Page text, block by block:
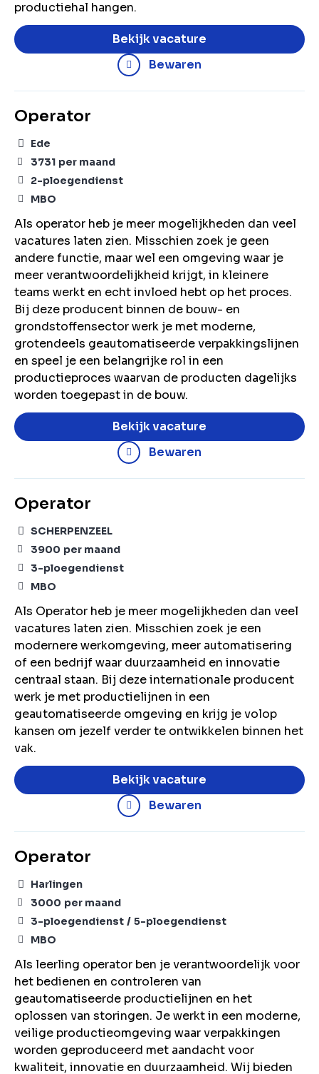
productiehal hangen.
Bekijk vacature
Bewaren
Operator
Ede
3731 per maand
2-ploegendienst
MBO
Als operator heb je meer mogelijkheden dan veel
vacatures laten zien. Misschien zoek je geen
andere functie, maar wel een omgeving waar je
meer verantwoordelijkheid krijgt, in kleinere
teams werkt en echt invloed hebt op het proces.
Bij deze producent binnen de bouw- en
grondstoffensector werk je met moderne,
grotendeels geautomatiseerde verpakkingslijnen
en speel je een belangrijke rol in een
productieproces waarvan de producten dagelijks
worden toegepast in de bouw.
Bekijk vacature
Bewaren
Operator
SCHERPENZEEL
3900 per maand
3-ploegendienst
MBO
Als Operator heb je meer mogelijkheden dan veel
vacatures laten zien. Misschien zoek je een
modernere werkomgeving, meer automatisering
of een bedrijf waar duurzaamheid en innovatie
centraal staan. Bij deze internationale producent
werk je met productielijnen in een
geautomatiseerde omgeving en krijg je volop
kansen om jezelf verder te ontwikkelen binnen het
vak.
Bekijk vacature
Bewaren
Operator
Harlingen
3000 per maand
3-ploegendienst
5-ploegendienst
MBO
Als leerling operator ben je verantwoordelijk voor
het bedienen en controleren van
geautomatiseerde productielijnen en het
oplossen van storingen. Je werkt in een moderne,
veilige productieomgeving waar verpakkingen
worden geproduceerd met aandacht voor
kwaliteit, innovatie en duurzaamheid. Wij bieden